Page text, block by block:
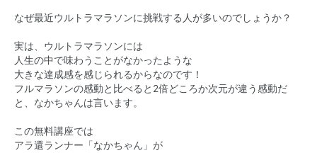
なぜ最近ウルトラマラソンに挑戦する人が多いのでしょうか？
実は、ウルトラマラソンには
人生の中で味わうことがなかったような
大きな達成感を感じられるからなのです！
フルマラソンの感動と比べると2倍どころか次元が違う感動だ
と、なかちゃんは言います。
この無料講座では
アラ還ランナー「なかちゃん」が